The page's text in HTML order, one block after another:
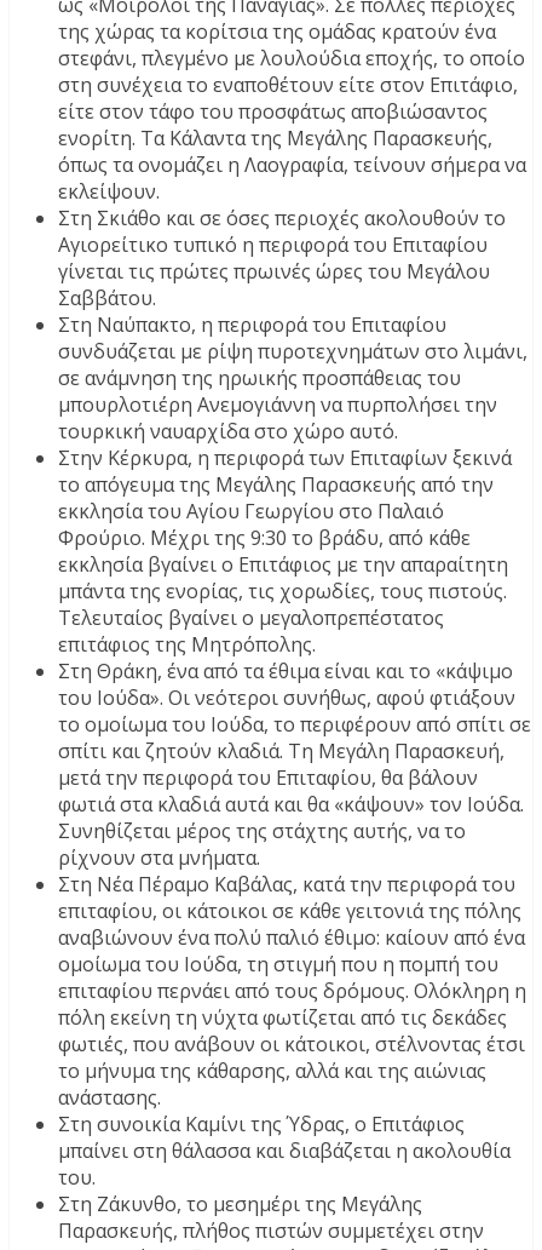
της χώρας τα κορίτσια της ομάδας κρατούν ένα
στεφάνι, πλεγμένο με λουλούδια εποχής, το οποίο
στη συνέχεια το εναποθέτουν είτε στον Επιτάφιο,
είτε στον τάφο του προσφάτως αποβιώσαντος
ενορίτη. Τα Κάλαντα της Μεγάλης Παρασκευής,
όπως τα ονομάζει η Λαογραφία, τείνουν σήμερα να
εκλείψουν.
Στη Σκιάθο και σε όσες περιοχές ακολουθούν το
Αγιορείτικο τυπικό η περιφορά του Επιταφίου
γίνεται τις πρώτες πρωινές ώρες του Μεγάλου
Σαββάτου.
Στη Ναύπακτο, η περιφορά του Επιταφίου
συνδυάζεται με ρίψη πυροτεχνημάτων στο λιμάνι,
σε ανάμνηση της ηρωικής προσπάθειας του
μπουρλοτιέρη Ανεμογιάννη να πυρπολήσει την
τουρκική ναυαρχίδα στο χώρο αυτό.
Στην Κέρκυρα, η περιφορά των Επιταφίων ξεκινά
το απόγευμα της Μεγάλης Παρασκευής από την
εκκλησία του Αγίου Γεωργίου στο Παλαιό
Φρούριο. Μέχρι της 9:30 το βράδυ, από κάθε
εκκλησία βγαίνει ο Επιτάφιος με την απαραίτητη
μπάντα της ενορίας, τις χορωδίες, τους πιστούς.
Τελευταίος βγαίνει ο μεγαλοπρεπέστατος
επιτάφιος της Μητρόπολης.
Στη Θράκη, ένα από τα έθιμα είναι και το «κάψιμο
του Ιούδα». Οι νεότεροι συνήθως, αφού φτιάξουν
το ομοίωμα του Ιούδα, το περιφέρουν από σπίτι σε
σπίτι και ζητούν κλαδιά. Τη Μεγάλη Παρασκευή,
μετά την περιφορά του Επιταφίου, θα βάλουν
φωτιά στα κλαδιά αυτά και θα «κάψουν» τον Ιούδα.
Συνηθίζεται μέρος της στάχτης αυτής, να το
ρίχνουν στα μνήματα.
Στη Νέα Πέραμο Καβάλας, κατά την περιφορά του
επιταφίου, οι κάτοικοι σε κάθε γειτονιά της πόλης
αναβιώνουν ένα πολύ παλιό έθιμο: καίουν από ένα
ομοίωμα του Ιούδα, τη στιγμή που η πομπή του
επιταφίου περνάει από τους δρόμους. Ολόκληρη η
πόλη εκείνη τη νύχτα φωτίζεται από τις δεκάδες
φωτιές, που ανάβουν οι κάτοικοι, στέλνοντας έτσι
το μήνυμα της κάθαρσης, αλλά και της αιώνιας
ανάστασης.
Στη συνοικία Καμίνι της Ύδρας, ο Επιτάφιος
μπαίνει στη θάλασσα και διαβάζεται η ακολουθία
του.
Στη Ζάκυνθο, το μεσημέρι της Μεγάλης
Παρασκευής, πλήθος πιστών συμμετέχει στην